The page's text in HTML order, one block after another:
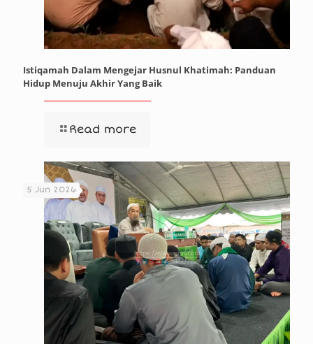
Istiqamah Dalam Mengejar Husnul Khatimah: Panduan
Hidup Menuju Akhir Yang Baik
Read more
5 Jun 2026